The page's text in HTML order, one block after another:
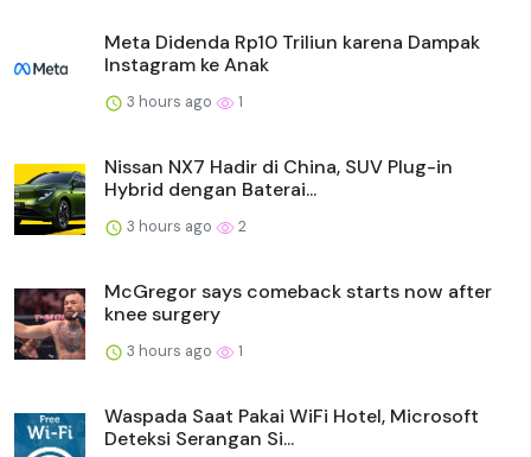
Meta Didenda Rp10 Triliun karena Dampak
Instagram ke Anak
3 hours ago 1
Nissan NX7 Hadir di China, SUV Plug-in
Hybrid dengan Baterai...
3 hours ago 2
McGregor says comeback starts now after
knee surgery
3 hours ago 1
Waspada Saat Pakai WiFi Hotel, Microsoft
Deteksi Serangan Si...